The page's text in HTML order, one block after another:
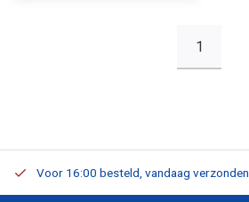
1
Voor 16:00 besteld, vandaag verzonden